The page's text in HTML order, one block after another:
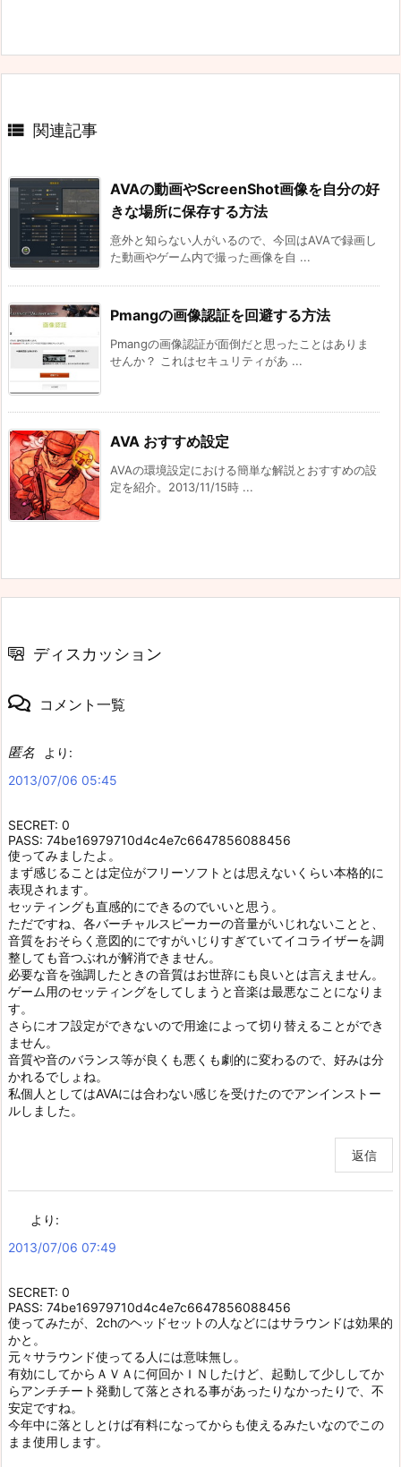
 関連記事
AVAの動画やScreenShot画像を自分の好
きな場所に保存する方法
意外と知らない人がいるので、今回はAVAで録画し
た動画やゲーム内で撮った画像を自 ...
Pmangの画像認証を回避する方法
Pmangの画像認証が面倒だと思ったことはありま
せんか？ これはセキュリティがあ ...
AVA おすすめ設定
AVAの環境設定における簡単な解説とおすすめの設
定を紹介。2013/11/15時 ...
ディスカッション
コメント一覧
匿名
より:
2013/07/06 05:45
SECRET: 0
PASS: 74be16979710d4c4e7c6647856088456
使ってみましたよ。
まず感じることは定位がフリーソフトとは思えないくらい本格的に
表現されます。
セッティングも直感的にできるのでいいと思う。
ただですね、各バーチャルスピーカーの音量がいじれないことと、
音質をおそらく意図的にですがいじりすぎていてイコライザーを調
整しても音つぶれが解消できません。
必要な音を強調したときの音質はお世辞にも良いとは言えません。
ゲーム用のセッティングをしてしまうと音楽は最悪なことになりま
す。
さらにオフ設定ができないので用途によって切り替えることができ
ません。
音質や音のバランス等が良くも悪くも劇的に変わるので、好みは分
かれるでしょね。
私個人としてはAVAには合わない感じを受けたのでアンインストー
ルしました。
返信
より:
2013/07/06 07:49
SECRET: 0
PASS: 74be16979710d4c4e7c6647856088456
使ってみたが、2chのヘッドセットの人などにはサラウンドは効果的
かと。
元々サラウンド使ってる人には意味無し。
有効にしてからＡＶＡに何回かＩＮしたけど、起動して少ししてか
らアンチチート発動して落とされる事があったりなかったりで、不
安定ですね。
今年中に落としとけば有料になってからも使えるみたいなのでこの
まま使用します。